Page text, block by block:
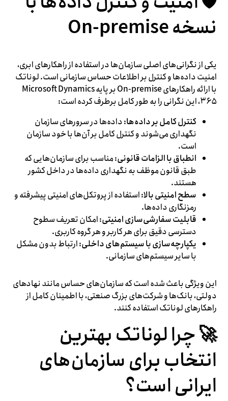
نسخه On-premise
یکی از نگرانی‌های اصلی سازمان‌ها در استفاده از راهکارهای ابری،
امنیت داده‌ها و کنترل بر اطلاعات حساس سازمانی است. لوناتک
با ارائه راهکارهای On-premise بر پایه Microsoft Dynamics
۳۶۵، این نگرانی را به طور کامل برطرف کرده است:
کنترل کامل بر داده‌ها: داده‌ها در سرورهای سازمان
نگهداری می‌شوند و کنترل کامل بر آن‌ها با خود سازمان
است.
انطباق با الزامات قانونی: مناسب برای سازمان‌هایی که
طبق قانون موظف به نگهداری داده‌ها در داخل کشور
هستند.
سطح امنیتی بالا: استفاده از پروتکل‌های امنیتی پیشرفته و
رمزنگاری داده‌ها.
قابلیت سفارشی‌سازی امنیتی: امکان تعریف سطوح
دسترسی دقیق برای هر کاربر و هر گروه کاربری.
یکپارچه‌سازی با سیستم‌های داخلی: ارتباط بدون مشکل
با سایر سیستم‌های سازمانی.
این ویژگی باعث شده است که سازمان‌های حساس مانند نهادهای
دولتی، بانک‌ها و شرکت‌های بزرگ صنعتی، با اطمینان کامل از
راهکارهای لوناتک استفاده کنند.
🚀 چرا لوناتک بهترین
انتخاب برای سازمان‌های
ایرانی است؟